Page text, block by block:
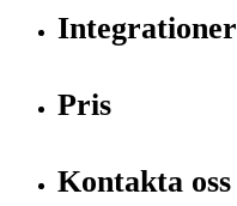
Integrationer
Pris
Kontakta oss